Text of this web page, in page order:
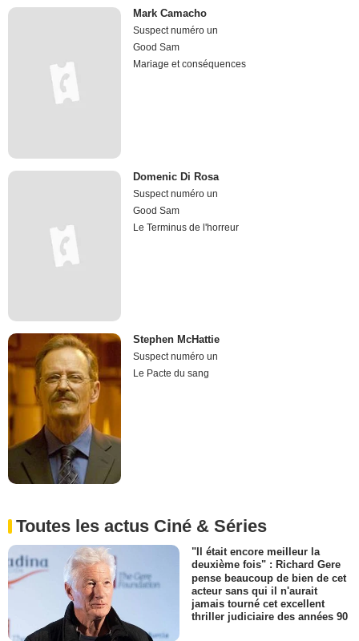
Mark Camacho
Suspect numéro un
Good Sam
Mariage et conséquences
Domenic Di Rosa
Suspect numéro un
Good Sam
Le Terminus de l'horreur
Stephen McHattie
Suspect numéro un
Le Pacte du sang
Toutes les actus Ciné & Séries
"Il était encore meilleur la
deuxième fois" : Richard Gere
pense beaucoup de bien de cet
acteur sans qui il n'aurait
jamais tourné cet excellent
thriller judiciaire des années 90